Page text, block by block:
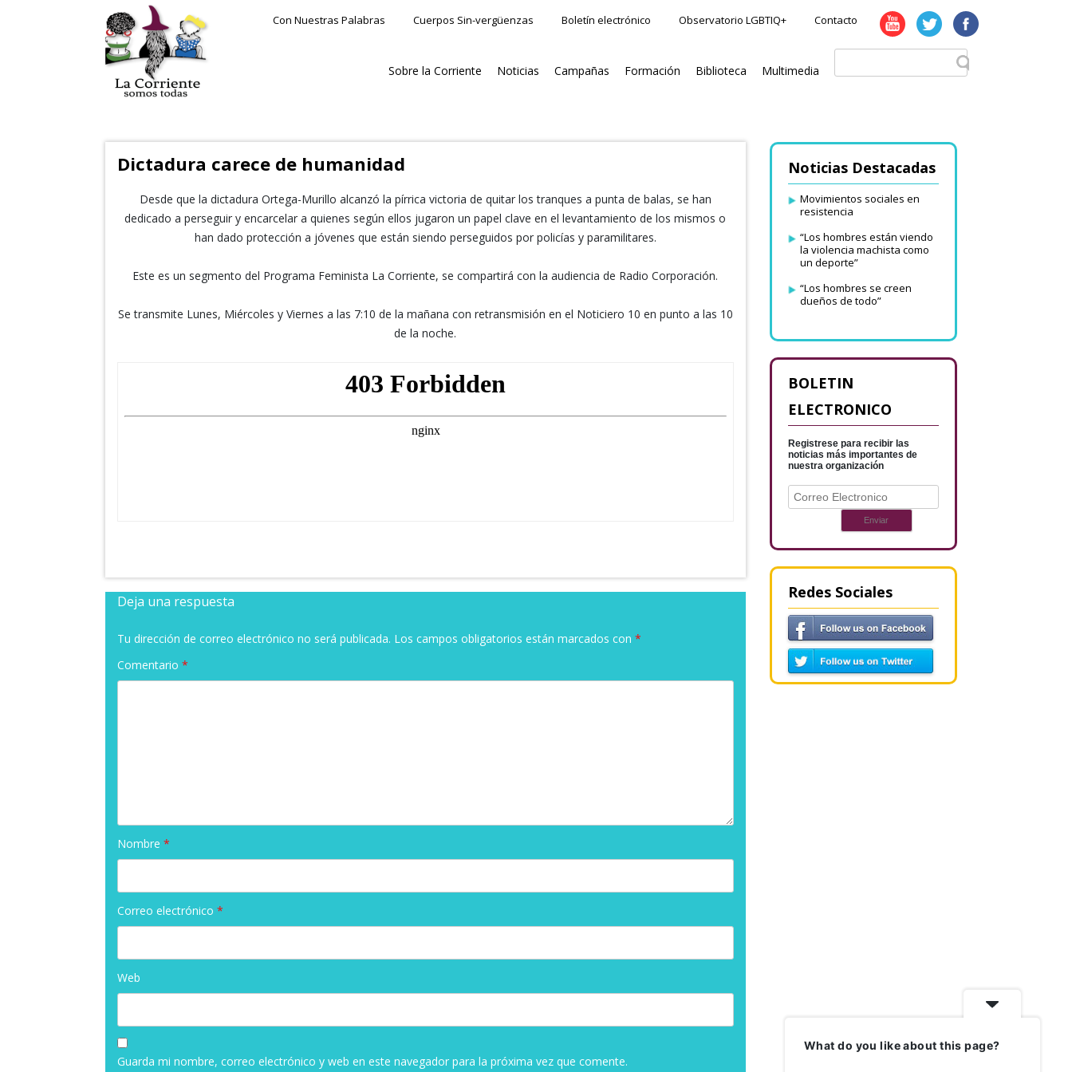
Con Nuestras Palabras Cuerpos Sin-vergüenzas Boletín electrónico Observatorio LGBTIQ+ Contacto
Sobre la Corriente Noticias Campañas Formación Biblioteca Multimedia
Dictadura carece de humanidad
Desde que la dictadura Ortega-Murillo alcanzó la pírrica victoria de quitar los tranques a punta de balas, se han
dedicado a perseguir y encarcelar a quienes según ellos jugaron un papel clave en el levantamiento de los mismos o
han dado protección a jóvenes que están siendo perseguidos por policías y paramilitares.
Este es un segmento del Programa Feminista La Corriente, se compartirá con la audiencia de Radio Corporación.
Se transmite Lunes, Miércoles y Viernes a las 7:10 de la mañana con retransmisión en el Noticiero 10 en punto a las 10
de la noche.
Deja una respuesta
Tu dirección de correo electrónico no será publicada. Los campos obligatorios están marcados con *
Comentario *
Nombre *
Correo electrónico *
Web
Guarda mi nombre, correo electrónico y web en este navegador para la próxima vez que comente.
Noticias Destacadas
Movimientos sociales en
resistencia
“Los hombres están viendo
la violencia machista como
un deporte”
“Los hombres se creen
dueños de todo”
BOLETIN
ELECTRONICO
Registrese para recibir las
noticias más importantes de
nuestra organización
Redes Sociales
What do you like about this page?